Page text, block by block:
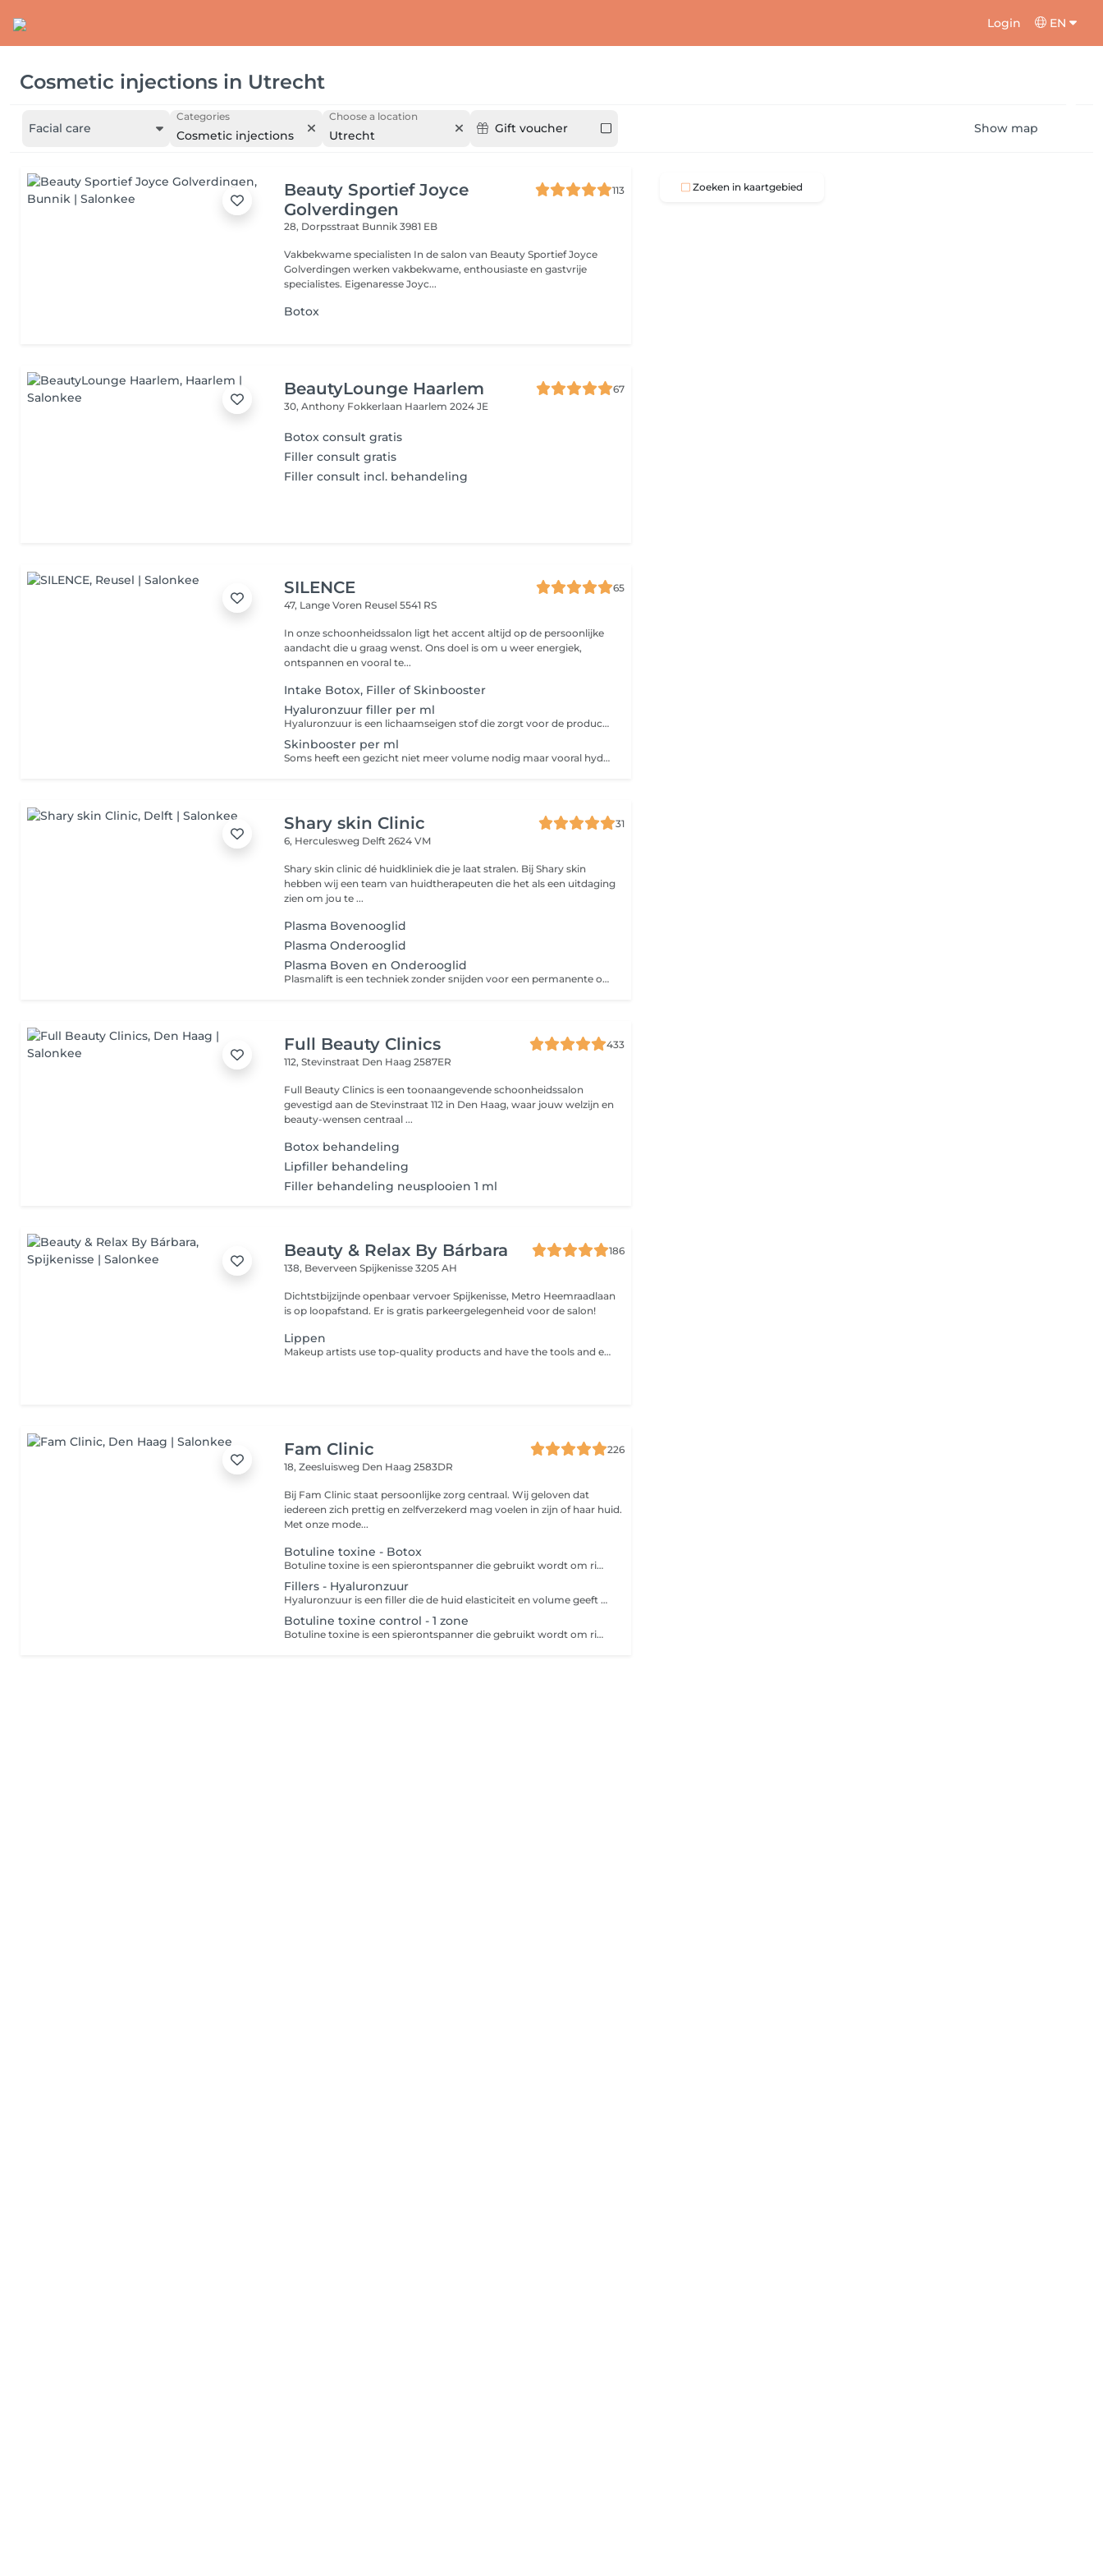
Login EN
Cosmetic injections in Utrecht
Facial care
Categories
Cosmetic injections
Choose a location
Utrecht Gift voucher Show map
Beauty Sportief Joyce
Golverdingen
113
28, Dorpsstraat Bunnik 3981 EB
Vakbekwame specialisten In de salon van Beauty Sportief Joyce
Golverdingen werken vakbekwame, enthousiaste en gastvrije
specialistes. Eigenaresse Joyc...
Botox
BeautyLounge Haarlem
67
30, Anthony Fokkerlaan Haarlem 2024 JE
Botox consult gratis
Filler consult gratis
Filler consult incl. behandeling
SILENCE
65
47, Lange Voren Reusel 5541 RS
In onze schoonheidssalon ligt het accent altijd op de persoonlijke
aandacht die u graag wenst. Ons doel is om u weer energiek,
ontspannen en vooral te...
Intake Botox, Filler of Skinbooster
Hyaluronzuur filler per ml
Hyaluronzuur is een lichaamseigen stof die zorgt voor de productie van collageen en elastine in de huid. Een behandeling met een hyaluronzuur filler vult een rimpel of lijn op, dit zorgt voor huidverjonging. Met fillers kan ik ook stevigheid geven in de belangrijkste delen van het gelaat zoals de jukbeenderen, kaaklijn of kin. De hyaluronzuur filler wordt dan diep onder de huid ingebracht en hierdoor wordt volumeverlies opgevuld. Het effect van een behandeling met een filler is direct zichtbaar, het eindresultaat na 2 a 3 weken. De filler is niet permanent en zal na ongeveer een jaar verdwijnen. Om het resultaat te behouden is het jaarlijks inplannen van een touch-up een pre.
Skinbooster per ml
Soms heeft een gezicht niet meer volume nodig maar vooral hydratatie en collageen stimulatie. Dan kunnen we behandelen met dunne hyaluronzuur welke op specifieke plekken onder de huid wordt geïnjecteerd. Het doel is huidversteviging en het vervagen van fijne lijntjes. Deze behandeling wordt minimaal 2x uitgevoerd, met een tussenpose van 6 weken, om maximaal effect te bereiken.
Shary skin Clinic
31
6, Herculesweg Delft 2624 VM
Shary skin clinic dé huidkliniek die je laat stralen. Bij Shary skin
hebben wij een team van huidtherapeuten die het als een uitdaging
zien om jou te ...
Plasma Bovenooglid
Plasma Onderooglid
Plasma Boven en Onderooglid
Plasmalift is een techniek zonder snijden voor een permanente ooglid- of huidcorrectie.
Full Beauty Clinics
433
112, Stevinstraat Den Haag 2587ER
Full Beauty Clinics is een toonaangevende schoonheidssalon
gevestigd aan de Stevinstraat 112 in Den Haag, waar jouw welzijn en
beauty-wensen centraal ...
Botox behandeling
Lipfiller behandeling
Filler behandeling neusplooien 1 ml
Beauty & Relax By Bárbara
186
138, BeverveenSpijkenisse 3205 AH
Dichtstbijzijnde openbaar vervoer Spijkenisse, Metro Heemraadlaan
is op loopafstand. Er is gratis parkeergelegenheid voor de salon!
Lippen
Makeup artists use top-quality products and have the tools and expertise to give you the flawless look you need for the formal dinner, photoshoot or special event you've got on your calendar. No matter the occasion, this salon's professional makeup artists guarantee you look impeccable on that special day.
Fam Clinic
226
18, Zeesluisweg Den Haag 2583DR
Bij Fam Clinic staat persoonlijke zorg centraal. Wij geloven dat
iedereen zich prettig en zelfverzekerd mag voelen in zijn of haar huid.
Met onze mode...
Botuline toxine - Botox
Botuline toxine is een spierontspanner die gebruikt wordt om rimpels te verzachten, te laten verdwijnen en om toekomstige rimpels te voorkomen.
Fillers - Hyaluronzuur
Hyaluronzuur is een filler die de huid elasticiteit en volume geeft en uiterst geschikt is voor oppervlakkige rimpels. Het verzacht rimpels en geeft het gezicht meer contour. Hyaluronzuur is van nature een bestandsdeel van de huid, waardoor deze filler relatief veilig is en de kans op een allergische reactie klein is.
Botuline toxine control - 1 zone
Botuline toxine is een spierontspanner die gebruikt wordt om rimpels te verzachten, te laten verdwijnen en om toekomstige rimpels te voorkomen.
Zoeken in kaartgebied